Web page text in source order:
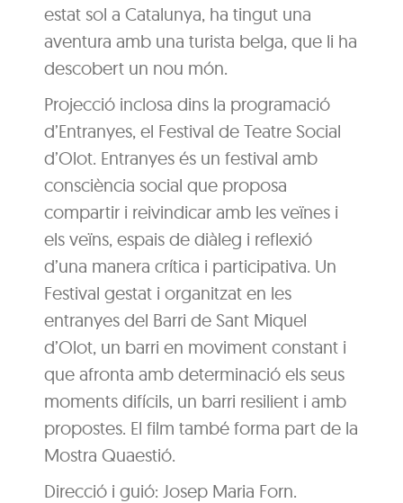
estat sol a Catalunya, ha tingut una
aventura amb una turista belga, que li ha
descobert un nou món.
Projecció inclosa dins la programació
d’Entranyes, el Festival de Teatre Social
d’Olot. Entranyes és un festival amb
consciència social que proposa
compartir i reivindicar amb les veïnes i
els veïns, espais de diàleg i reflexió
d’una manera crítica i participativa. Un
Festival gestat i organitzat en les
entranyes del Barri de Sant Miquel
d’Olot, un barri en moviment constant i
que afronta amb determinació els seus
moments difícils, un barri resilient i amb
propostes. El film també forma part de la
Mostra Quaestió.
Direcció i guió: Josep Maria Forn.